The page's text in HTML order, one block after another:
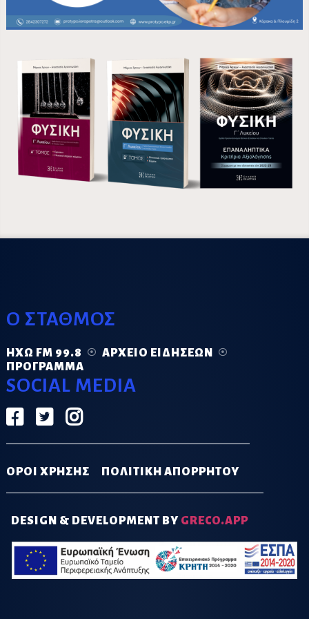
Ο ΣΤΑΘΜΟΣ
ΗΧΏ FM 99.8
ΑΡΧΕΊΟ ΕΙΔΉΣΕΩΝ
ΠΡΌΓΡΑΜΜΑ
SOCIAL MEDIA
ΟΡΟΙ ΧΡΗΣΗΣ ΠΟΛΙΤΙΚΗ ΑΠΟΡΡΗΤΟΥ
DESIGN & DEVELOPMENT BY GRECO.APP